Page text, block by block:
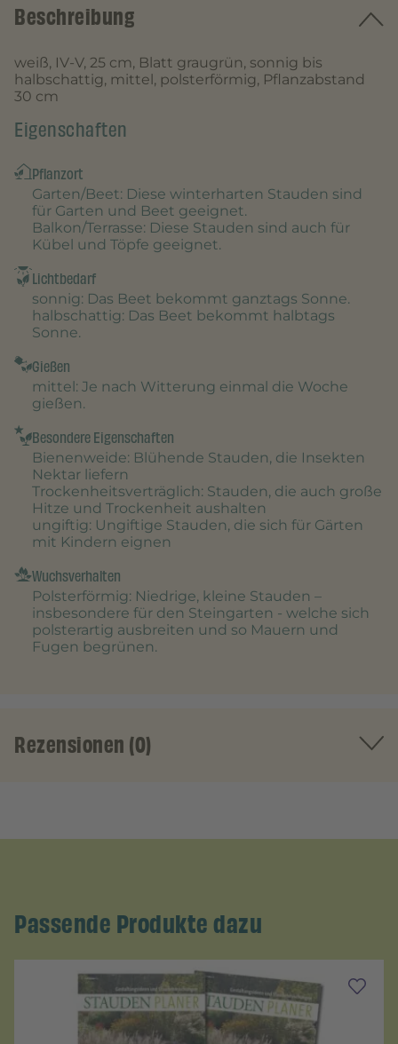
Beschreibung
weiß, IV-V, 25 cm, Blatt graugrün, sonnig bis
halbschattig, mittel, polsterförmig, Pflanzabstand
30 cm
Eigenschaften
Pflanzort
Garten/Beet: Diese winterharten Stauden sind
für Garten und Beet geeignet.
Balkon/Terrasse: Diese Stauden sind auch für
Kübel und Töpfe geeignet.
Lichtbedarf
sonnig: Das Beet bekommt ganztags Sonne.
halbschattig: Das Beet bekommt halbtags
Sonne.
Gießen
mittel : Je nach Witterung einmal die Woche
gießen.
Besondere Eigenschaften
Bienenweide: Blühende Stauden, die Insekten
Nektar liefern
Trockenheitsverträglich: Stauden, die auch große
Hitze und Trockenheit aushalten
ungiftig: Ungiftige Stauden, die sich für Gärten
mit Kindern eignen
Wuchsverhalten
Polsterförmig: Niedrige, kleine Stauden –
insbesondere für den Steingarten - welche sich
polsterartig ausbreiten und so Mauern und
Fugen begrünen.
Rezensionen (0)
Passende Produkte dazu